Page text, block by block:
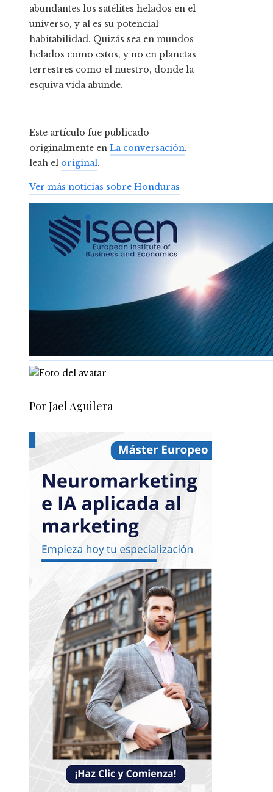
abundantes los satélites helados en el
universo, y al es su potencial
habitabilidad. Quizás sea en mundos
helados como estos, y no en planetas
terrestres como el nuestro, donde la
esquiva vida abunde.
Este artículo fue publicado
originalmente en La conversación.
leah el original.
Ver más noticias sobre Honduras
Por Jael Aguilera